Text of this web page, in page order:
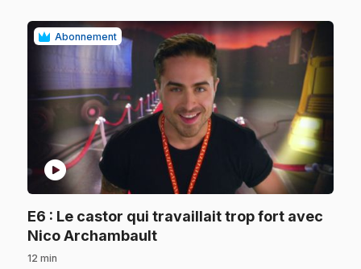
Abonnement
play_circle
E6 : Le castor qui travaillait trop fort avec
Nico Archambault.
12 min